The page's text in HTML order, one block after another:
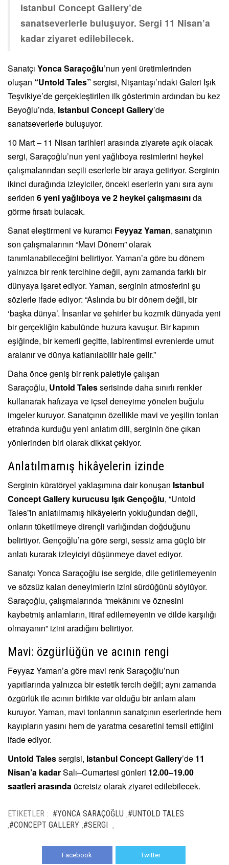
Istanbul Concept Gallery’de
sanatseverlerle buluşuyor. Sergi 11 Nisan’a
kadar ziyaret edilebilecek.
Sanatçı Yonca Saraçoğlu’nun yeni üretimlerinden
oluşan “Untold Tales” sergisi, Nişantaşı’ndaki Galeri Işık
Teşvikiye’de gerçekleştirilen ilk gösterimin ardından bu kez
Beyoğlu’nda, Istanbul Concept Gallery’de
sanatseverlerle buluşuyor.
10 Mart – 11 Nisan tarihleri arasında ziyarete açık olacak
sergi, Saraçoğlu’nun yeni yağlıboya resimlerini heykel
çalışmalarından seçili eserlerle bir araya getiriyor. Serginin
ikinci durağında izleyiciler, önceki eserlerin yanı sıra aynı
seriden 6 yeni yağlıboya ve 2 heykel çalışmasınıda
görme fırsatı bulacak.
Sanat eleştirmeni ve kuramcı Feyyaz Yaman, sanatçının
son çalışmalarının “Mavi Dönem” olarak
tanımlanabileceğini belirtiyor. Yaman’a göre bu dönem
yalnızca bir renk tercihine değil, aynı zamanda farklı bir
dünyaya işaret ediyor. Yaman, serginin atmosferini şu
sözlerle ifade ediyor: “Aslında bu bir dönem değil, bir
‘başka dünya’. İnsanlar ve şehirler bu kozmik dünyada yeni
bir gerçekliğin kabulünde huzura kavuşur. Bir kapının
eşiğinde, bir kemerli geçitte, labirentimsi evrenlerde umut
aralanır ve dünya katlanılabilir hale gelir.”
Daha önce geniş bir renk paletiyle çalışan
Saraçoğlu, Untold Talesserisinde daha sınırlı renkler
kullanarak hafızaya ve içsel deneyime yönelen buğulu
imgeler kuruyor. Sanatçının özellikle mavi ve yeşilin tonları
etrafında kurduğu yeni anlatım dili, serginin öne çıkan
yönlerinden biri olarak dikkat çekiyor.
Anlatılmamış hikâyelerin izinde
Serginin küratöryel yaklaşımına dair konuşan Istanbul
Concept Gallery kurucusu Işık Gençoğlu, “Untold
Tales”in anlatılmamış hikâyelerin yokluğundan değil,
onların tüketilmeye dirençli varlığından doğduğunu
belirtiyor. Gençoğlu’na göre sergi, sessiz ama güçlü bir
anlatı kurarak izleyiciyi düşünmeye davet ediyor.
Sanatçı Yonca Saraçoğlu ise sergide, dile getirilemeyenin
ve sözsüz kalan deneyimlerin izini sürdüğünü söylüyor.
Saraçoğlu, çalışmalarında “mekânını ve öznesini
kaybetmiş anlamların, itiraf edilemeyenin ve dilde karşılığı
olmayanın” izini aradığını belirtiyor.
Mavi: özgürlüğün ve acının rengi
Feyyaz Yaman’a göre mavi renk Saraçoğlu’nun
yapıtlarında yalnızca bir estetik tercih değil; aynı zamanda
özgürlük ile acının birlikte var olduğu bir anlam alanı
kuruyor. Yaman, mavi tonlarının sanatçının eserlerinde hem
kayıpların yasını hem de yaratma cesaretini temsil ettiğini
ifade ediyor.
Untold Talessergisi, Istanbul Concept Gallery’de 11
Nisan’a kadarSalı–Cumartesi günleri 12.00–19.00
saatleri arasında ücretsiz olarak ziyaret edilebilecek.
ETIKETLER : #YONCA SARAÇOĞLU #UNTOLD TALES
#CONCEPT GALLERY #SERGI
Facebook Twitter